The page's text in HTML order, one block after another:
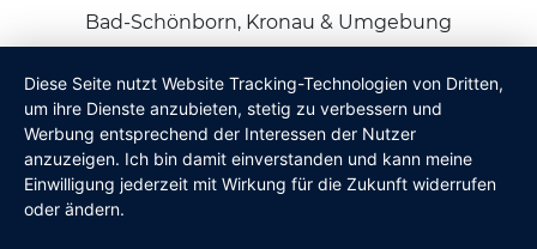
Diese Seite nutzt Website Tracking-Technologien von Dritten,
um ihre Dienste anzubieten, stetig zu verbessern und
Werbung entsprechend der Interessen der Nutzer
anzuzeigen. Ich bin damit einverstanden und kann meine
Einwilligung jederzeit mit Wirkung für die Zukunft widerrufen
oder ändern.
Bad-Schönborn, Kronau & Umgebung
© 2026 Claus Sieber